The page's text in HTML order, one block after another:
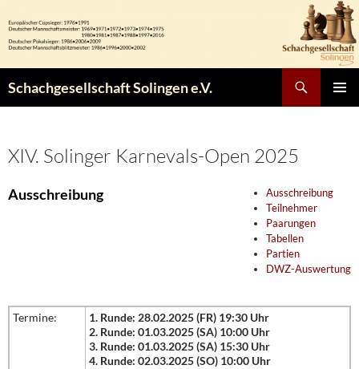
Inhalt
springen
Schachgesellschaft Solingen e.V.
XIV. Solinger Karnevals-Open 2025
Ausschreibung
Teilnehmer
Paarungen
Tabellen
Partien
DWZ-Auswertung
Ausschreibung
Termine:
1. Runde: 28.02.2025 (FR) 19:30 Uhr
2. Runde: 01.03.2025 (SA) 10:00 Uhr
3. Runde: 01.03.2025 (SA) 15:30 Uhr
4. Runde: 02.03.2025 (SO) 10:00 Uhr